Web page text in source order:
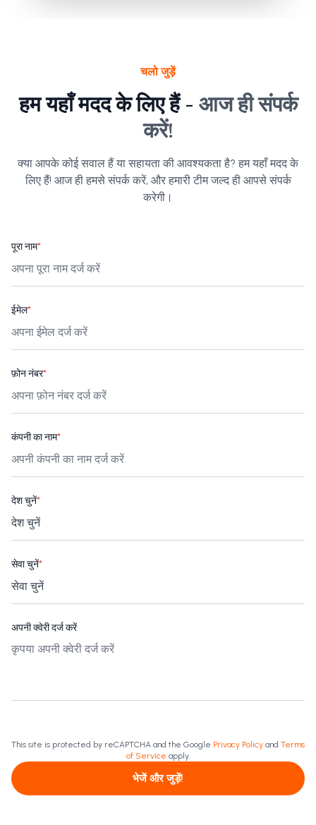
चलो जुड़ें
हम यहाँ मदद के लिए हैं - आज ही संपर्क
करें!
क्या आपके कोई सवाल हैं या सहायता की आवश्यकता है? हम यहाँ मदद के
लिए हैं! आज ही हमसे संपर्क करें, और हमारी टीम जल्द ही आपसे संपर्क
करेगी।
पूरा नाम*
ईमेल*
फ़ोन नंबर*
कंपनी का नाम*
देश चुनें*
सेवा चुनें*
अपनी क्वेरी दर्ज करें
This site is protected by reCAPTCHA and the Google Privacy Policy and Terms
of Service apply.
भेजें और जुड़ें!